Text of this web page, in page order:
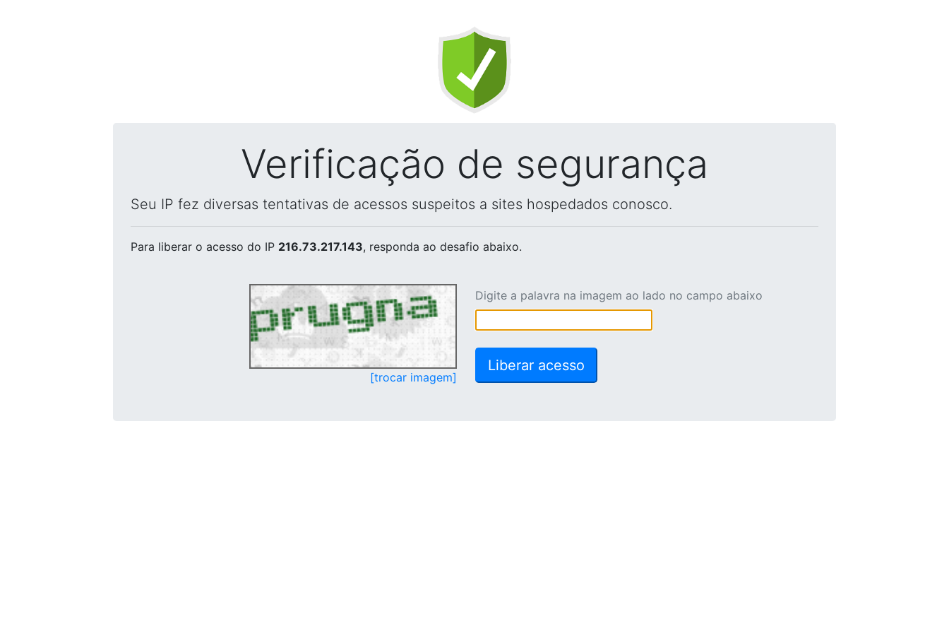
Verificação de segurança
Seu IP fez diversas tentativas de acessos suspeitos a sites hospedados conosco.
Para liberar o acesso do IP 216.73.217.143, responda ao desafio abaixo.
[trocar imagem]
Digite a palavra na imagem ao lado no campo abaixo